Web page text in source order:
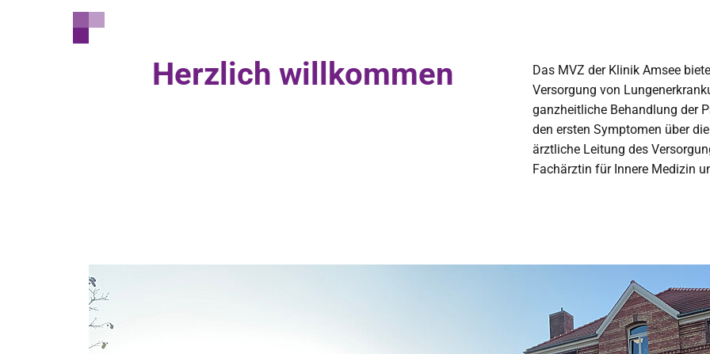
Herzlich willkommen
Das MVZ der Klinik Amsee
Versorgung von
ganzheitliche Behandlung der
den ersten Symptomen über
ärztliche Leitung des
Fachärztin für Innere Medizin